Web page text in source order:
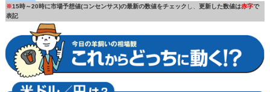
※15時～20時に市場予想値(コンセンサス)の最新の数値をチェック し、 更新した数値は赤字で
表記